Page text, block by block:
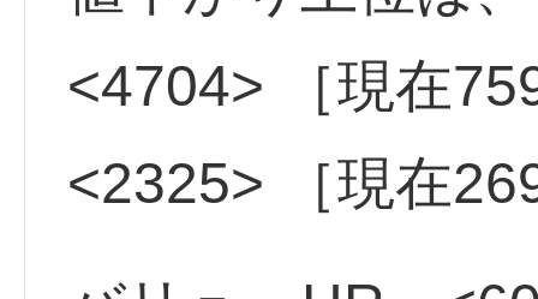
<4704> ［現在
<2325> ［現在